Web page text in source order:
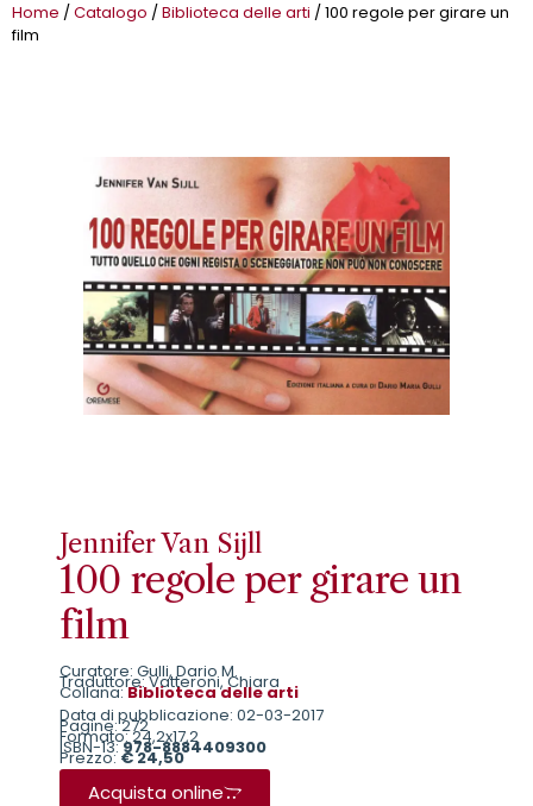
Home /Catalogo /Biblioteca delle arti / 100 regole per girare un
film
Jennifer Van Sijll
100 regole per girare un
film
Curatore: Gulli, Dario M.
Traduttore: Vatteroni, Chiara
Collana:Biblioteca delle arti
Data di pubblicazione: 02-03-2017
Pagine: 272
Formato: 24,2x17,2
ISBN-13:978-8884409300
Prezzo:€ 24,50
Acquista online